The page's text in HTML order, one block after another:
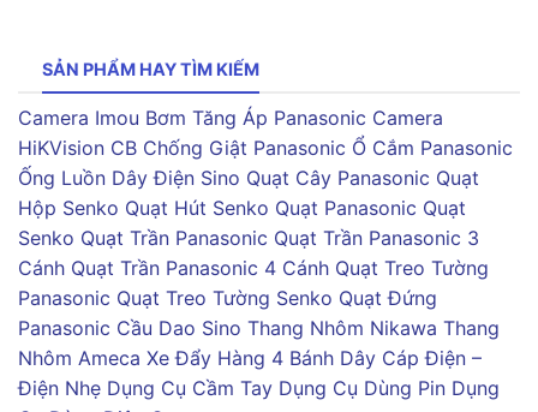
SẢN PHẨM HAY TÌM KIẾM
Camera Imou Bơm Tăng Áp Panasonic Camera
HiKVision CB Chống Giật Panasonic Ổ Cắm Panasonic
Ống Luồn Dây Điện Sino Quạt Cây Panasonic Quạt
Hộp Senko Quạt Hút Senko Quạt Panasonic Quạt
Senko Quạt Trần Panasonic Quạt Trần Panasonic 3
Cánh Quạt Trần Panasonic 4 Cánh Quạt Treo Tường
Panasonic Quạt Treo Tường Senko Quạt Đứng
Panasonic Cầu Dao Sino Thang Nhôm Nikawa Thang
Nhôm Ameca Xe Đẩy Hàng 4 Bánh Dây Cáp Điện –
Điện Nhẹ Dụng Cụ Cầm Tay Dụng Cụ Dùng Pin Dụng